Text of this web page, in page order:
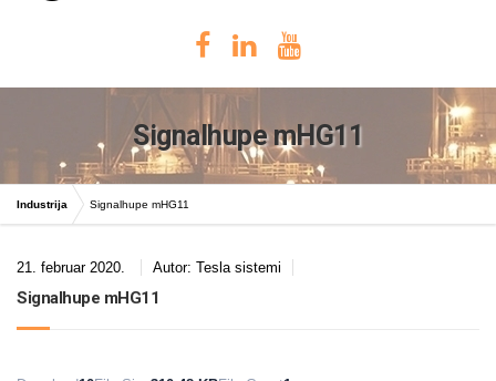
Signalhupe mHG11
Industrija Signalhupe mHG11
21. februar 2020. Autor: Tesla sistemi
Signalhupe mHG11